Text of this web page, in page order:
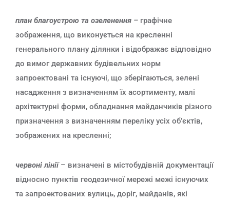
план благоустрою та озеленення – графічне
зображення, що виконується на кресленні
генерального плану ділянки і відображає відповідно
до вимог державних будівельних норм
запроектовані та існуючі, що зберігаються, зелені
насадження з визначенням їх асортименту, малі
архітектурні форми, обладнання майданчиків різного
призначення з визначенням переліку усіх об’єктів,
зображених на кресленні;
червоні лінії– визначені в містобудівній документації
відносно пунктів геодезичної мережі межі існуючих
та запроектованих вулиць, доріг, майданів, які